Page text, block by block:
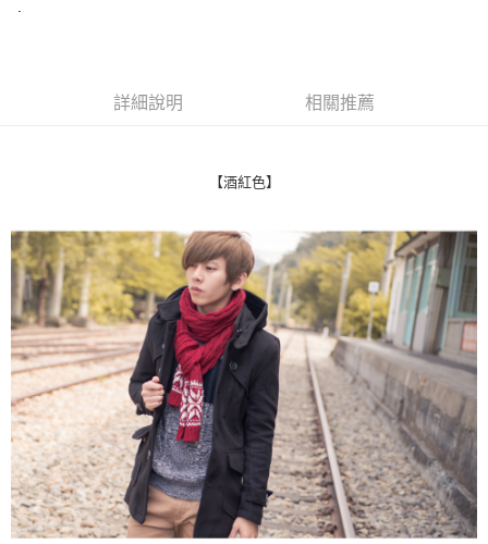
悠遊付
AFTEE先享後付
３．安心：先確認商品／服務後，再付款。
【「AFTEE先享後付」結帳流程】
１．於結帳方式選擇「AFTEE先享後付」後，將跳轉至「AFTEE先享後付」
結帳頁面，進行簡訊認證並確認金額後，即可完成結帳。
２．訂單成立數日內，您將收到繳費通知簡訊。
３．收到繳費通知簡訊後14天內，點擊此簡訊中的連結，可透過四大超商／
ATM／網路銀行／等多元方式進行付款，方視為交易完成。
※ 請注意：結帳手續完成當下不需立刻繳費，但若您需要取消訂單，請聯絡
購買商品的店家。未經商家同意取消之訂單仍視為有效，需透過AFTEE先享
後付繳納相關費用。
※ 交易是否成功請以「AFTEE先享後付 」之結帳頁面顯示為準，若有關於
是否繳費成功／繳費後需取消欲退款等相關疑問，請聯繫「AFTEE先享後付
客戶支援中心」https://netprotections.freshdesk.com/support/home
【注意事項】
全家付款取貨
每筆NT$80，滿NT$1,800(含以上)免運費
先付款後全家取貨
每筆NT$80，滿NT$1,800(含以上)免運費
7-11付款取貨
每筆NT$80，滿NT$1,800(含以上)免運費
先付款後7-11取貨
每筆NT$80，滿NT$1,800(含以上)免運費
宅配
詳細說明 相關推薦
【酒紅色】